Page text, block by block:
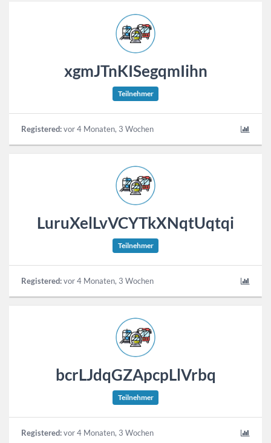
xgmJTnKISegqmIihn
Teilnehmer
Registered:vor 4 Monaten, 3 Wochen
LuruXelLvVCYTkXNqtUqtqi
Teilnehmer
Registered:vor 4 Monaten, 3 Wochen
bcrLJdqGZApcpLlVrbq
Teilnehmer
Registered:vor 4 Monaten, 3 Wochen